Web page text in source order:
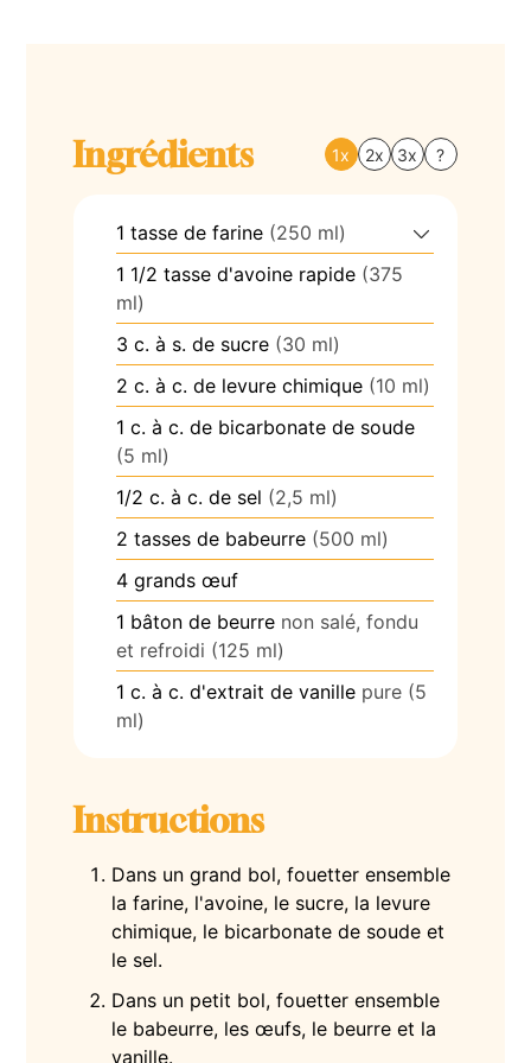
Ingrédients 1x 2x 3x ?
1 tasse de farine (250 ml)
1 1/2 tasse d'avoine rapide (375
ml)
3 c. à s. de sucre (30 ml)
2 c. à c. de levure chimique (10 ml)
1 c. à c. de bicarbonate de soude
(5 ml)
1/2 c. à c. de sel (2,5 ml)
2 tasses de babeurre (500 ml)
4 grands œuf
1 bâton de beurre non salé, fondu
et refroidi (125 ml)
1 c. à c. d'extrait de vanille pure (5
ml)
Instructions
Dans un grand bol, fouetter ensemble
la farine, l'avoine, le sucre, la levure
chimique, le bicarbonate de soude et
le sel.
Dans un petit bol, fouetter ensemble
le babeurre, les œufs, le beurre et la
vanille.